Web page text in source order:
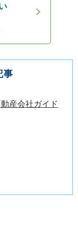
事
産会社ガイド